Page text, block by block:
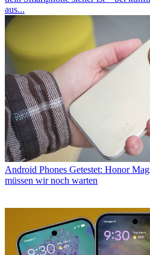
aus...
Android Phones Getestet: Honor
müssen wir noch warten